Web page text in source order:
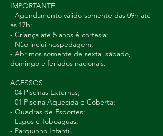
IMPORTANTE
- Agendamento válido somente das 09h até
as 17h;
- Criança até 5 anos é cortesia;
- Não inclui hospedagem;
- Abrimos somente de sexta, sábado,
domingo e feriados nacionais.
ACESSOS
- 04 Piscinas Externas;
- 01 Piscina Aquecida e Coberta;
- Quadras de Esportes;
- Lagos e Toboáguas;
- Parquinho Infantil.